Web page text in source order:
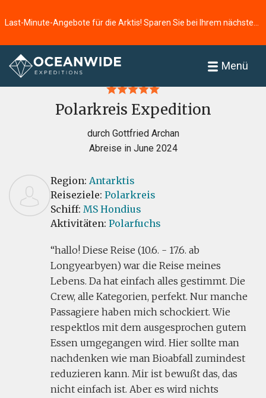
Menü
Startseite
Polarkreis Expedition
durch Gottfried Archan
Abreise in June 2024
Region: Antarktis
Reiseziele: Polarkreis
Schiff: MS Hondius
Aktivitäten: Polarfuchs
hallo! Diese Reise (10.6. - 17.6. ab
Longyearbyen) war die Reise meines
Lebens. Da hat einfach alles gestimmt. Die
Crew, alle Kategorien, perfekt. Nur manche
Passagiere haben mich schockiert. Wie
respektlos mit dem ausgesprochen gutem
Essen umgegangen wird. Hier sollte man
nachdenken wie man Bioabfall zumindest
reduzieren kann. Mir ist bewußt das, das
nicht einfach ist. Aber es wird nichts